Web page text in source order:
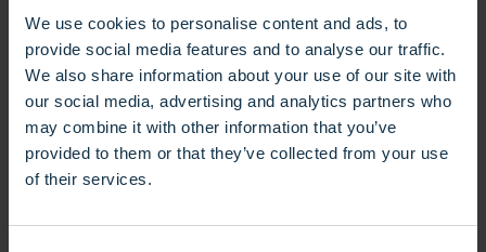
We use cookies to personalise content and ads, to
provide social media features and to analyse our traffic.
We also share information about your use of our site with
our social media, advertising and analytics partners who
may combine it with other information that you’ve
provided to them or that they’ve collected from your use
of their services.
dépoussiérées avant les opérations de peinture. Nos
segments de brosses pour le grenaillage sont utilisés pour
enlever la rouille, ébavurer et huiler en traitement continu les
plaques de métal.
Nous pouvons également faire les brosses implantées à partir
d’un matériau peu commun tel que le métal. Le métal est plus
dur que le synthétique. Néanmoins nos machines peuvent